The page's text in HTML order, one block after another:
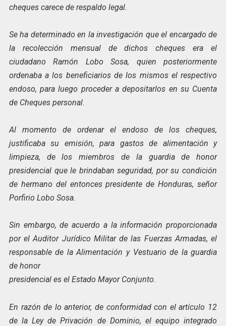
cheques carece de respaldo legal.
Se ha determinado en la investigación que el encargado de
la recolección mensual de dichos cheques era el
ciudadano Ramón Lobo Sosa, quien posteriormente
ordenaba a los beneficiarios de los mismos el respectivo
endoso, para luego proceder a depositarlos en su Cuenta
de Cheques personal.
Al momento de ordenar el endoso de los cheques,
justificaba su emisión, para gastos de alimentación y
limpieza, de los miembros de la guardia de honor
presidencial que le brindaban seguridad, por su condición
de hermano del entonces presidente de Honduras, señor
Porfirio Lobo Sosa.
Sin embargo, de acuerdo a la información proporcionada
por el Auditor Jurídico Militar de las Fuerzas Armadas, el
responsable de la Alimentación y Vestuario de la guardia
de honor
presidencial es el Estado Mayor Conjunto.
En razón de lo anterior, de conformidad con el artículo 12
de la Ley de Privación de Dominio, el equipo integrado